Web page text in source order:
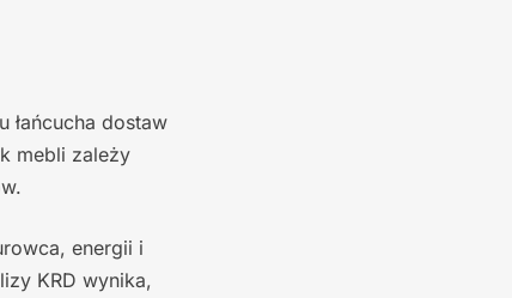
łańcucha dostaw
mebli zależy
energii i
KRD wynika,